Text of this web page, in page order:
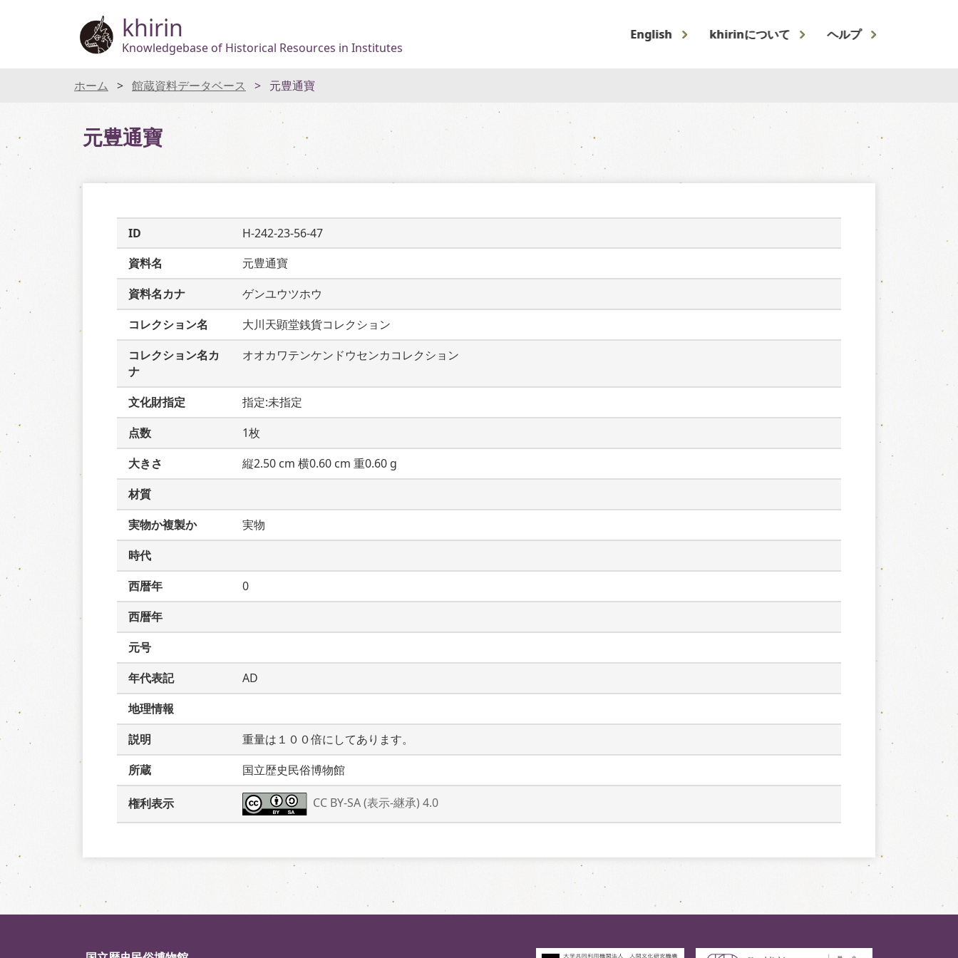
khirin
Knowledgebase of Historical Resources in Institutes
English khirinについて ヘルプ
ホーム 館蔵資料データベース 元豊通寶
元豊通寶
ID
H-242-23-56-47
資料名
元豊通寶
資料名カナ
ゲンユウツホウ
コレクション名
大川天顕堂銭貨コレクション
コレクション名カ
ナ
オオカワテンケンドウセンカコレクション
文化財指定
指定:未指定
点数
1枚
大きさ
縦2.50 cm 横0.60 cm 重0.60 g
材質
実物か複製か
実物
時代
西暦年
0
西暦年
元号
年代表記
AD
地理情報
説明
重量は１００倍にしてあります。
所蔵
国立歴史民俗博物館
権利表示 CC BY-SA (表示-継承) 4.0